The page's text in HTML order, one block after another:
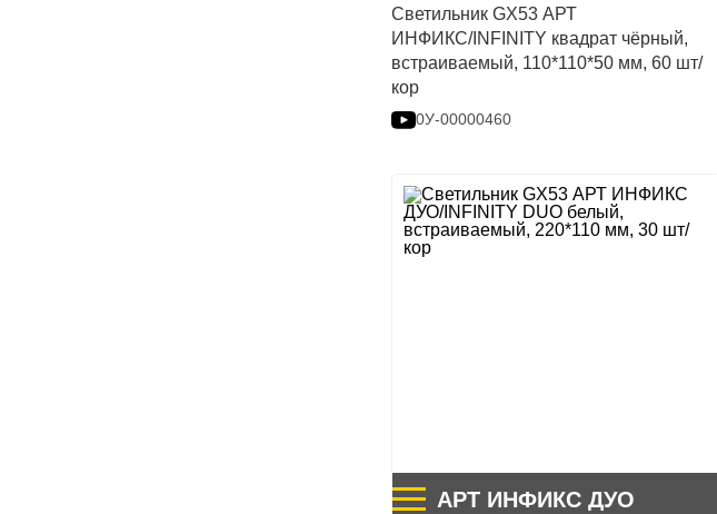
Светильник GX53 АРТ
ИНФИКС/INFINITY квадрат чёрный,
встраиваемый, 110*110*50 мм, 60 шт/
кор
0У-00000460
АРТ ИНФИКС ДУО